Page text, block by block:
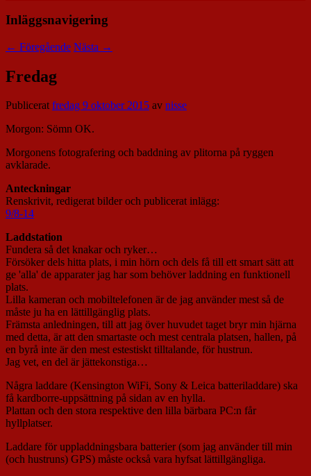
Inläggsnavigering
← Föregående Nästa →
Fredag
Publiceratfredag 9 oktober 2015 av nisse
Morgon: Sömn OK.
Morgonens fotografering och baddning av plitorna på ryggen
avklarade.
Anteckningar
Renskrivit, redigerat bilder och publicerat inlägg:
9/8-14
Laddstation
Fundera så det knakar och ryker…
Försöker dels hitta plats, i min hörn och dels få till ett smart sätt att
ge 'alla' de apparater jag har som behöver laddning en funktionell
plats.
Lilla kameran och mobiltelefonen är de jag använder mest så de
måste ju ha en lättillgänglig plats.
Främsta anledningen, till att jag över huvudet taget bryr min hjärna
med detta, är att den smartaste och mest centrala platsen, hallen, på
en byrå inte är den mest estestiskt tilltalande, för hustrun.
Jag vet, en del är jättekonstiga…
Några laddare (Kensington WiFi, Sony & Leica batteriladdare) ska
få kardborre-uppsättning på sidan av en hylla.
Plattan och den stora respektive den lilla bärbara PC:n får
hyllplatser.
Laddare för uppladdningsbara batterier (som jag använder till min
(och hustruns) GPS) måste också vara hyfsat lättillgängliga.